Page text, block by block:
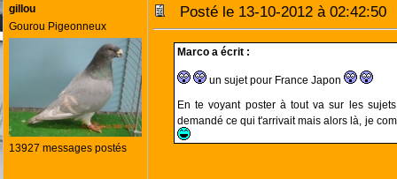
gillou
Gourou Pigeonneux
13927 messages postés
Posté le 13-10-2012 à
Marco a écrit :
un sujet pour France Japon
En te voyant poster à tout va sur les
demandé ce qui t'arrivait mais alors là, je